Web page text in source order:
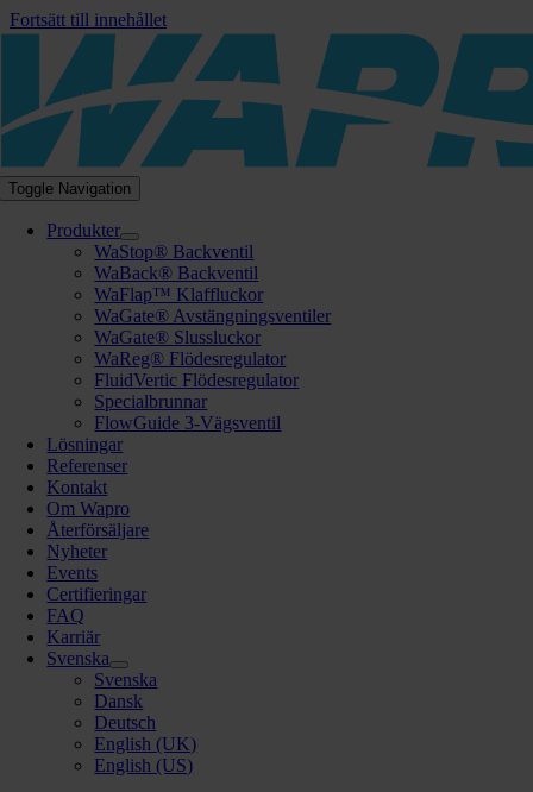
Fortsätt till innehållet
Toggle Navigation
Produkter
WaStop® Backventil
WaBack® Backventil
WaFlap™ Klaffluckor
WaGate® Avstängningsventiler
WaGate® Slussluckor
WaReg® Flödesregulator
FluidVertic Flödesregulator
Specialbrunnar
FlowGuide 3-Vägsventil
Lösningar
Referenser
Kontakt
Om Wapro
Återförsäljare
Nyheter
Events
Certifieringar
FAQ
Karriär
Svenska
Svenska
Dansk
Deutsch
English (UK)
English (US)